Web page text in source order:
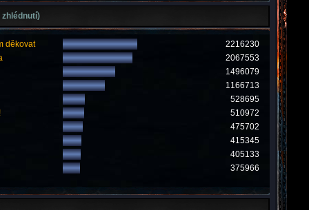
děkovat
2216230
2067553
1496079
1166713
528695
510972
475702
415345
405133
375966